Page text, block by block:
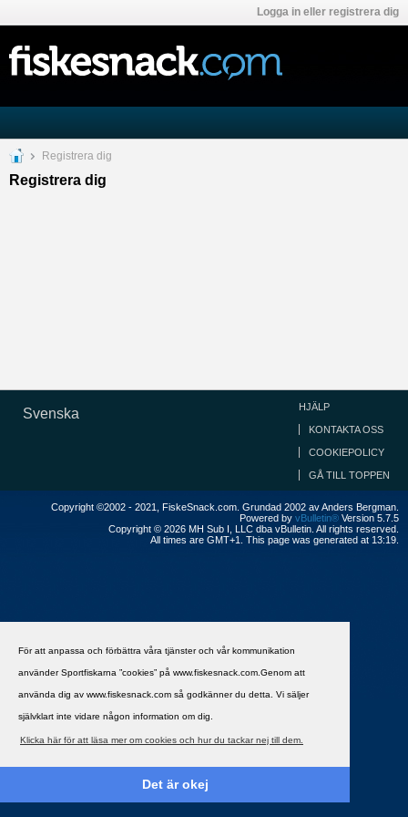
För att anpassa och förbättra våra tjänster och vår kommunikation
använder Sportfiskarna ”cookies” på www.fiskesnack.com.Genom att
använda dig av www.fiskesnack.com så godkänner du detta. Vi säljer
självklart inte vidare någon information om dig.
Klicka här för att läsa mer om cookies och hur du tackar nej till dem.
Det är okej
Logga in eller registrera dig
Registrera dig
Registrera dig
Svenska HJÄLP
KONTAKTA OSS
COOKIEPOLICY
GÅ TILL TOPPEN
Copyright ©2002 - 2021, FiskeSnack.com. Grundad 2002 av Anders Bergman.
Powered by vBulletin® Version 5.7.5
Copyright © 2026 MH Sub I, LLC dba vBulletin. All rights reserved.
All times are GMT+1. This page was generated at 13:19.